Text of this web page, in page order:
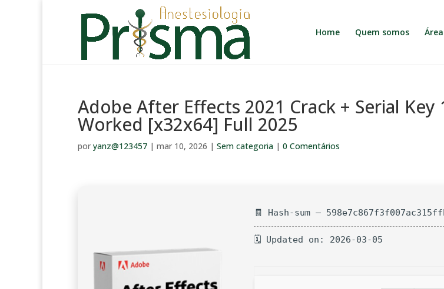
Home Quem somos
Adobe After Effects 2021 Crack + Serial Key
Worked [x32x64] Full 2025
por yanz@123457 | mar 10, 2026 | Sem categoria | 0 Comentários
🧾 Hash-sum —
🗓 Updated on: 2026-03-05